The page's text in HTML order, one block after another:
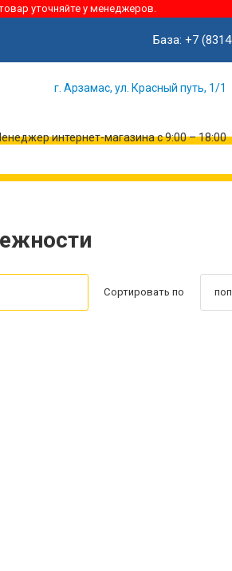
уточняйте у менеджеров.
База: +7
г. Арзамас, ул. Красный путь, 1/1
интернет-магазина с 9:00 – 18:00
Сортировать по